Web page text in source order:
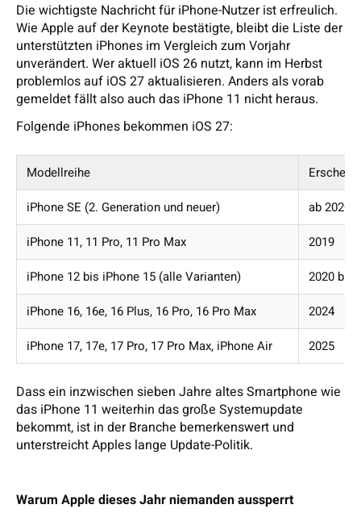
Die wichtigste Nachricht für iPhone-Nutzer ist erfreulich.
Wie Apple auf der Keynote bestätigte, bleibt die Liste der
unterstützten iPhones im Vergleich zum Vorjahr
unverändert. Wer aktuell iOS 26 nutzt, kann im Herbst
problemlos auf iOS 27 aktualisieren. Anders als vorab
gemeldet fällt also auch das iPhone 11 nicht heraus.
Folgende iPhones bekommen iOS 27:
Modellreihe
iPhone SE (2. Generation und neuer)
ab 2020
iPhone 11, 11 Pro, 11 Pro Max
2019
iPhone 12 bis iPhone 15 (alle Varianten)
2020 bis
iPhone 16, 16e, 16 Plus, 16 Pro, 16 Pro Max
2024
iPhone 17, 17e, 17 Pro, 17 Pro Max, iPhone Air
2025
Dass ein inzwischen sieben Jahre altes Smartphone wie
das iPhone 11 weiterhin das große Systemupdate
bekommt, ist in der Branche bemerkenswert und
unterstreicht Apples lange Update-Politik.
Warum Apple dieses Jahr niemanden aussperrt